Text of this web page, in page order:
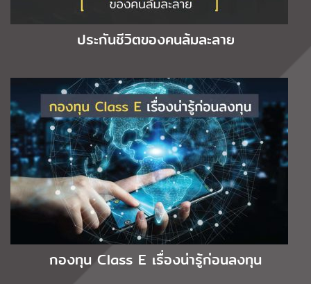
ประกันชีวิตของคนล้มละลาย
กองทุน Class E เรื่องน่ารู้ก่อนลงทุน